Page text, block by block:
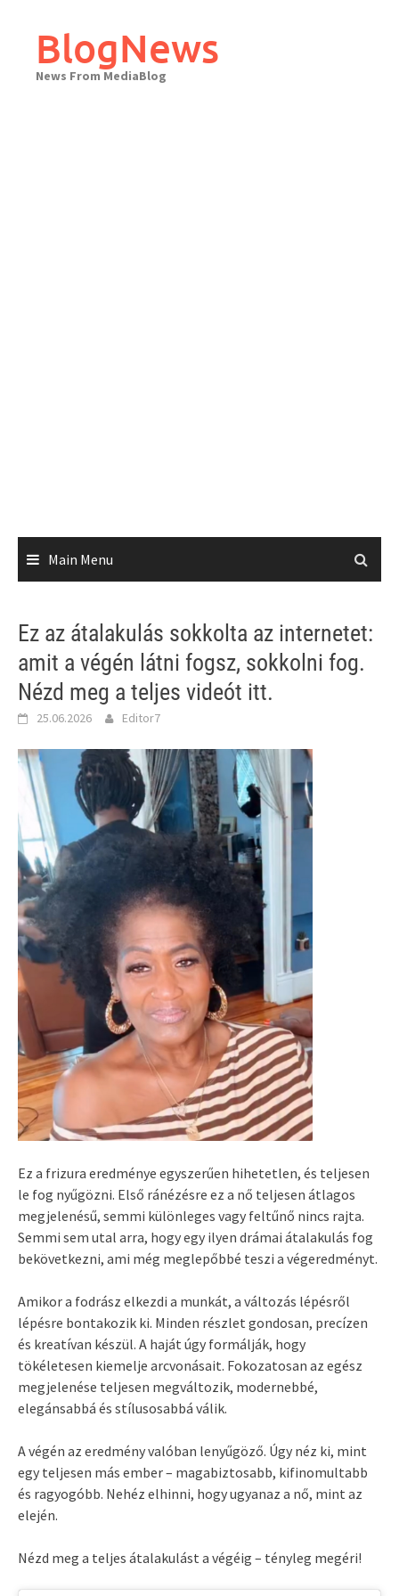
contentBlogNews
News From MediaBlog
Main Menu
Ez az átalakulás sokkolta az internetet:
amit a végén látni fogsz, sokkolni fog.
Nézd meg a teljes videót itt.
25.06.2026 Editor7
Ez a frizura eredménye egyszerűen hihetetlen, és teljesen
le fog nyűgözni. Első ránézésre ez a nő teljesen átlagos
megjelenésű, semmi különleges vagy feltűnő nincs rajta.
Semmi sem utal arra, hogy egy ilyen drámai átalakulás fog
bekövetkezni, ami még meglepőbbé teszi a végeredményt.
Amikor a fodrász elkezdi a munkát, a változás lépésről
lépésre bontakozik ki. Minden részlet gondosan, precízen
és kreatívan készül. A haját úgy formálják, hogy
tökéletesen kiemelje arcvonásait. Fokozatosan az egész
megjelenése teljesen megváltozik, modernebbé,
elegánsabbá és stílusosabbá válik.
A végén az eredmény valóban lenyűgöző. Úgy néz ki, mint
egy teljesen más ember – magabiztosabb, kifinomultabb
és ragyogóbb. Nehéz elhinni, hogy ugyanaz a nő, mint az
elején.
Nézd meg a teljes átalakulást a végéig – tényleg megéri!